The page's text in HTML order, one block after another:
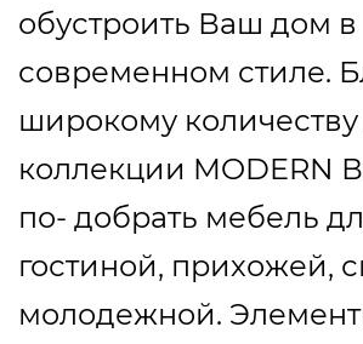
обустроить Ваш дом в
современном стиле.
широкому
коллекции MODERN
по- добрать мебель
гостиной, прихожей,
молодежной.